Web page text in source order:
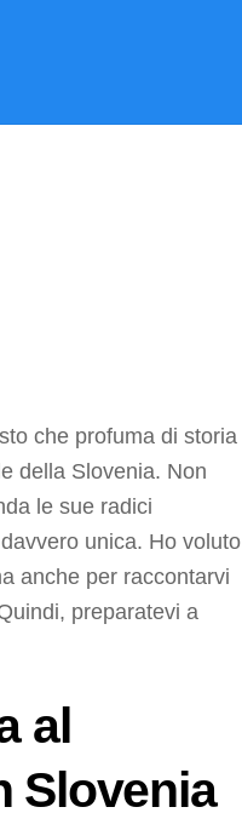
che profuma di storia
della Slovenia. Non
le sue radici
unica. Ho voluto
anche per raccontarvi
preparatevi a
al
Slovenia